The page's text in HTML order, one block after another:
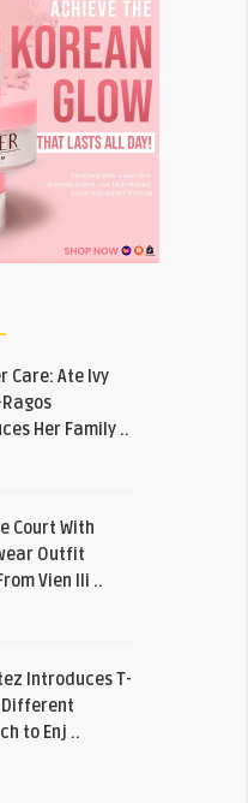
Care: Ate Ivy
Her Family ..
Court With
Outfit
Vien Ili ..
Introduces T-
Different
to Enj ..